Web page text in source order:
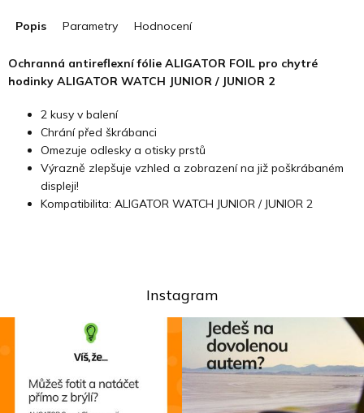
Popis Parametry Hodnocení
Ochranná antireflexní fólie ALIGATOR FOIL pro chytré
hodinky ALIGATOR WATCH JUNIOR / JUNIOR 2
2 kusy v balení
Chrání před škrábanci
Omezuje odlesky a otisky prstů
Výrazně zlepšuje vzhled a zobrazení na již poškrábaném
displeji!
Kompatibilita: ALIGATOR WATCH JUNIOR / JUNIOR 2
Instagram